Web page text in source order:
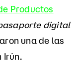
Productos
digital
una de las
Irún.